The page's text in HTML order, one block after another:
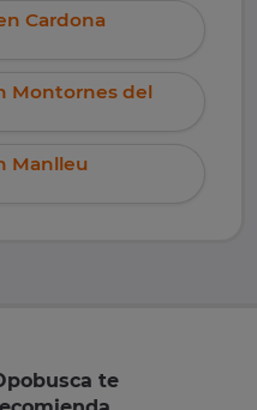
Cardona
Montornes del
Manlleu
te